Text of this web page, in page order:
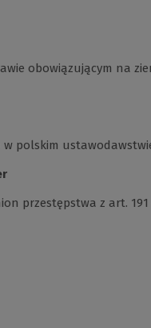
obowiązującym na
w polskim
przestępstwa z art.